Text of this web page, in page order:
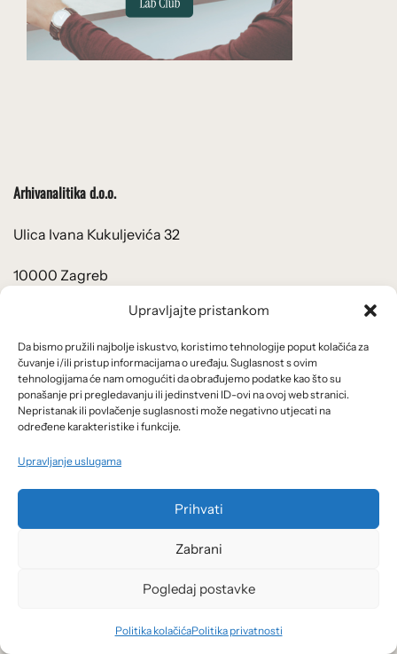
Upravljajte pristankom
Da bismo pružili najbolje iskustvo, koristimo tehnologije poput kolačića za
čuvanje i/ili pristup informacijama o uređaju. Suglasnost s ovim
tehnologijama će nam omogućiti da obrađujemo podatke kao što su
ponašanje pri pregledavanju ili jedinstveni ID-ovi na ovoj web stranici.
Nepristanak ili povlačenje suglasnosti može negativno utjecati na
određene karakteristike i funkcije.
Upravljanje uslugama
Prihvati
Zabrani
Pogledaj postavke
Politika kolačićaPolitika privatnosti
Arhivanalitika d.o.o.
Ulica Ivana Kukuljevića 32
10000 Zagreb
OIB: 97920101596
MB: 1721356
MBS: 080457965
Upisano u sudski registar na temelju rješenja Trgovačkog
suda u Zagrebu Tt-03/2982-2.